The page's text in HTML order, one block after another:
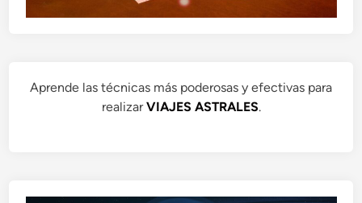
Aprende las técnicas más poderosas y efectivas para
realizarVIAJES ASTRALES.